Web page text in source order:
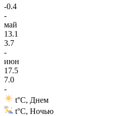
-0.4
-
май
13.1
3.7
-
июн
17.5
7.0
-
t°C, Днем
t°C, Ночью